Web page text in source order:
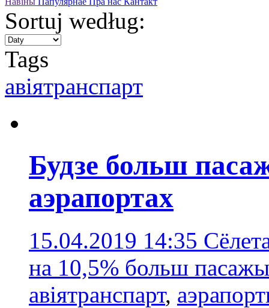
Sortuj według:
Tags
авіятранспарт
Будзе больш
аэрапортах
15.04.2019 14:35
на 10,5% больш
авіятранспарт,